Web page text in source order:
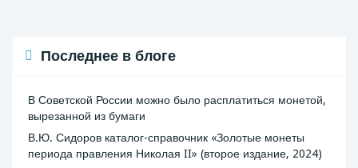
Последнее в блоге
В Советской России можно было расплатиться монетой,
вырезанной из бумаги
В.Ю. Сидоров каталог-справочник «Золотые монеты
периода правления Николая II» (второе издание, 2024)